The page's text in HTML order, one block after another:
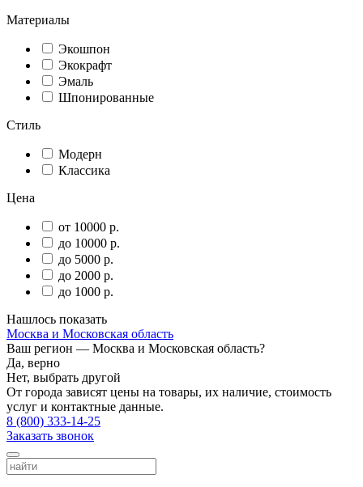
Материалы
Экошпон
Экокрафт
Эмаль
Шпонированные
Стиль
Модерн
Классика
Цена
от 10000 р.
до 10000 р.
до 5000 р.
до 2000 р.
до 1000 р.
Нашлось показать
Москва и Московская область
Ваш регион — Москва и Московская область?
Да, верно
Нет, выбрать другой
От города зависят цены на товары, их наличие, стоимость
услуг и контактные данные.
8 (800) 333-14-25
Заказать звонок